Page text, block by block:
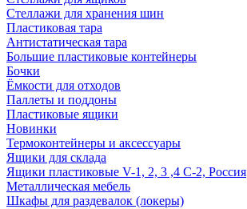
Стеллажи для хранения шин
Пластиковая тара
Антистатическая тара
Большие пластиковые контейнеры
Бочки
Ёмкости для отходов
Паллеты и поддоны
Пластиковые ящики
Новинки
Термоконтейнеры и аксессуары
Ящики для склада
Ящики пластиковые V-1, 2, 3 ,4 С-2, Россия
Металлическая мебель
Шкафы для раздевалок (локеры)